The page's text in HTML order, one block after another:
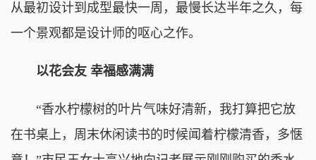
从最初设计到成型最快一周，最慢长达半年之久，每
一个景观都是设计师的呕心之作。
以花会友 幸福感满满
“香水柠檬树的叶片气味好清新，我打算把它放
在书桌上，周末休闲读书的时候闻着柠檬清香，多惬